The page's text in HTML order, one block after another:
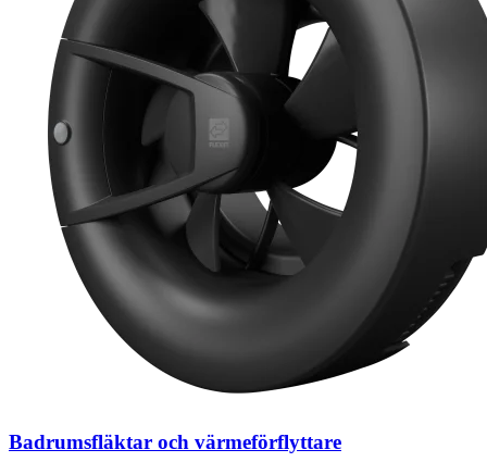
Badrumsfläktar och värmeförflyttare